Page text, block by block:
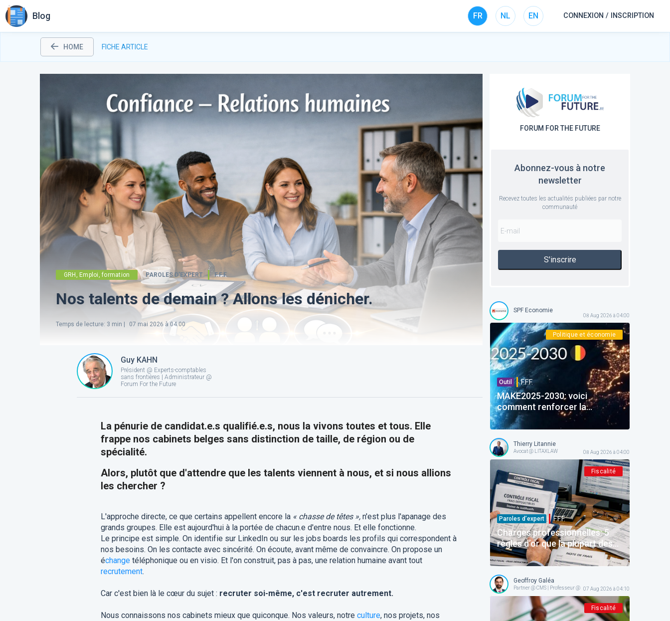
Blog FR NL EN CONNEXION / INSCRIPTION
HOME FICHE ARTICLE
GRH, Emploi, formation PAROLES D’EXPERT F.F.F.
Nos talents de demain ? Allons les dénicher.
Temps de lecture: 3 min | 07 mai 2026 à 04:00
Guy KAHN
Président @ Experts-comptables
sans frontières | Administrateur @
Forum For the Future
La pénurie de candidat.e.s qualifié.e.s, nous la vivons toutes et tous. Elle
frappe nos cabinets belges sans distinction de taille, de région ou de
spécialité.
Alors, plutôt que d'attendre que les talents viennent à nous, et si nous allions
les chercher ?
L'approche directe, ce que certains appellent encore la « chasse de têtes »,n'est plus l'apanage des
grands groupes. Elle est aujourd'hui à la portée de chacun.e d'entre nous. Et elle fonctionne.
Le principe est simple. On identifie sur LinkedIn ou sur les jobs boards les profils qui correspondent à
nos besoins. On les contacte avec sincérité. On écoute, avant même de convaincre. On propose un
échangetéléphonique ou en visio. Et l'on construit, pas à pas, une relation humaine avant tout
recrutement.
Car c'est bien là le cœur du sujet : recruter soi-même, c'est recruter autrement.
Nous connaissons nos cabinets mieux que quiconque. Nos valeurs, notre culture, nos projets, nos
FORUM FOR THE FUTURE
Abonnez-vous à notre
newsletter
Recevez toutes les actualités publiées par notre
communauté
S'inscrire
SPF Economie
08 Aug 2026 à 04:00
Politique et économie
Outil F.F.F.
MAKE2025-2030: voici
comment renforcer la
compétitivité de l'industrie
belge ...
Thierry Litannie
Avocat @ LITAXLAW 08 Aug 2026 à 04:00
Fiscalité
Paroles d’expert F.F.F.
Charges professionnelles: 5
règles d’or que la plupart des
contribuables belges ignorent
(et que trop de contrôleurs
oublient)Geoffroy Galéa
Partner @ CMS | Professeur @ ICHEC-ESSF
07 Aug 2026 à 04:10
Fiscalité